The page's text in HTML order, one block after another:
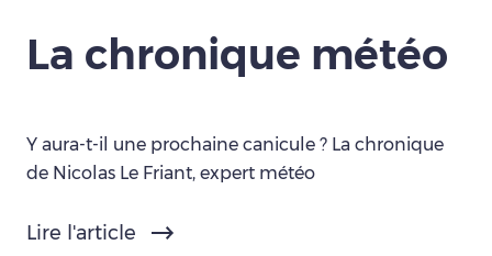
La chronique météo
Y aura-t-il une prochaine canicule ? La chronique
de Nicolas Le Friant, expert météo
Lire l'article